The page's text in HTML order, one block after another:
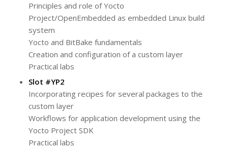
Principles and role of Yocto
Project/OpenEmbedded as embedded Linux build
system
Yocto and BitBake fundamentals
Creation and configuration of a custom layer
Practical labs
Slot #YP2
Incorporating recipes for several packages to the
custom layer
Workflows for application development using the
Yocto Project SDK
Practical labs